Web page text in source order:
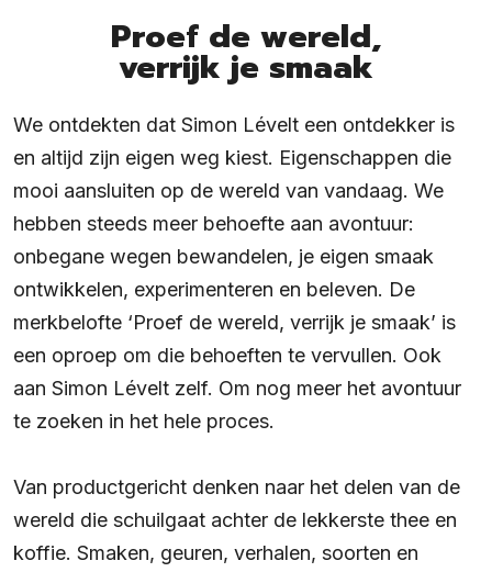
Proef de wereld,
verrijk je smaak
We ontdekten dat Simon Lévelt een ontdekker is
en altijd zijn eigen weg kiest. Eigenschappen die
mooi aansluiten op de wereld van vandaag. We
hebben steeds meer behoefte aan avontuur:
onbegane wegen bewandelen, je eigen smaak
ontwikkelen, experimenteren en beleven. De
merkbelofte ‘Proef de wereld, verrijk je smaak’ is
een oproep om die behoeften te vervullen. Ook
aan Simon Lévelt zelf. Om nog meer het avontuur
te zoeken in het hele proces.
Van productgericht denken naar het delen van de
wereld die schuilgaat achter de lekkerste thee en
koffie. Smaken, geuren, verhalen, soorten en